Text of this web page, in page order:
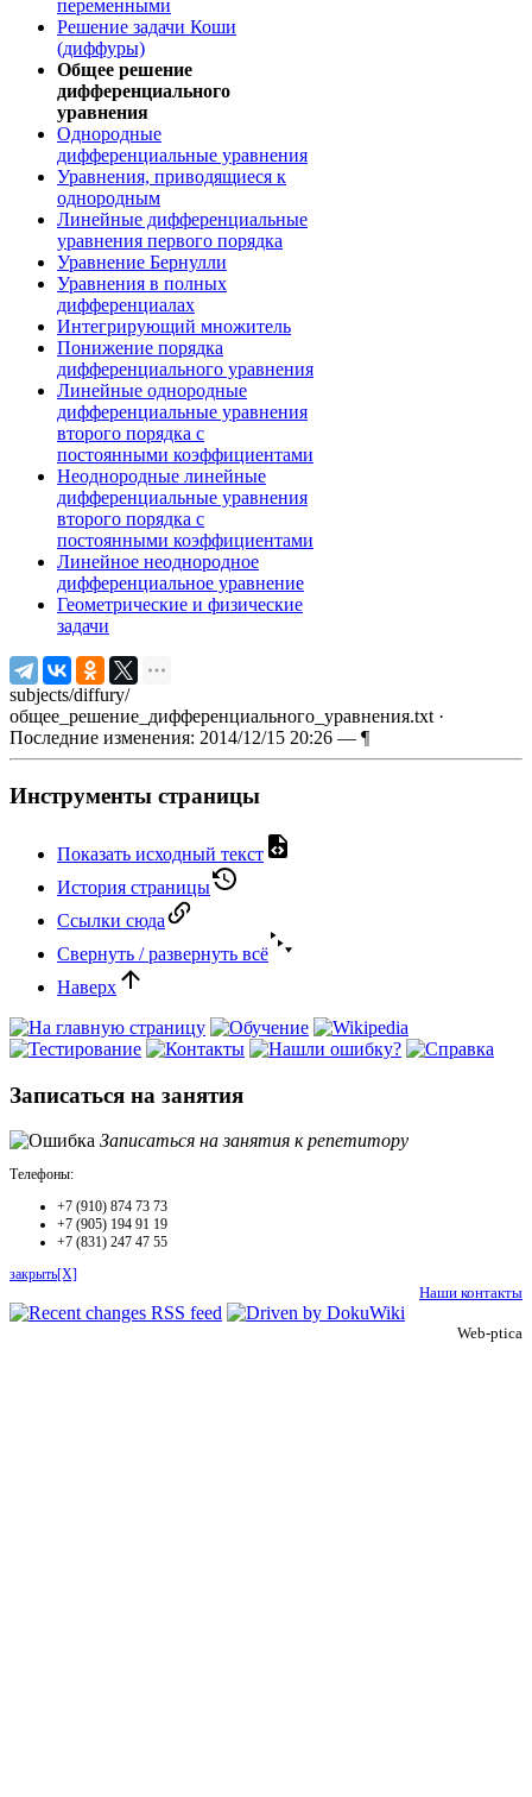
переменными
Решение задачи Коши
(диффуры)
Общее решение
дифференциального
уравнения
Однородные
дифференциальные уравнения
Уравнения, приводящиеся к
однородным
Линейные дифференциальные
уравнения первого порядка
Уравнение Бернулли
Уравнения в полных
дифференциалах
Интегрирующий множитель
Понижение порядка
дифференциального уравнения
Линейные однородные
дифференциальные уравнения
второго порядка с
постоянными коэффициентами
Неоднородные линейные
дифференциальные уравнения
второго порядка с
постоянными коэффициентами
Линейное неоднородное
дифференциальное уравнение
Геометрические и физические
задачи
subjects/diffury/
общее_решение_дифференциального_уравнения.txt·
Последние изменения: 2014/12/15 20:26 — ¶
Инструменты страницы
Показать исходный текст
История страницы
Ссылки сюда
Свернуть / развернуть всё
Наверх
Записаться на занятия
Записаться на занятия к репетитору
Телефоны:
+7 (910) 874 73 73
+7 (905) 194 91 19
+7 (831) 247 47 55
закрыть[X]
Наши контакты
Web-ptica